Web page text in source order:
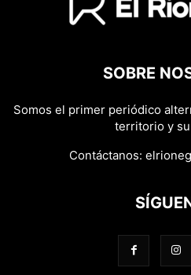
SOBRE
Somos el primer periódico
territorio y
Contáctanos: